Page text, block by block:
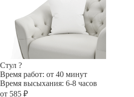
Стул ?
Время работ: от 40 минут
Время высыхания: 6-8 часов
от 585 ₽